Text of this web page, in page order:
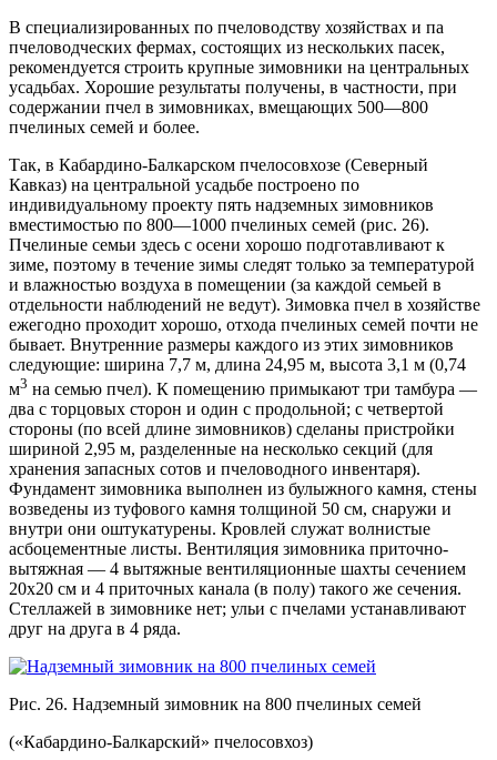
В специализированных по пчеловодству хозяйствах и па
пчеловодческих фермах, состоящих из нескольких пасек,
рекомендуется строить крупные зимовники на центральных
усадьбах. Хорошие результаты получены, в частности, при
содержании пчел в зимовниках, вмещающих 500—800
пчелиных семей и более.
Так, в Кабардино-Балкарском пчелосовхозе (Северный
Кавказ) на центральной усадьбе построено по
индивидуальному проекту пять надземных зимовников
вместимостью по 800—1000 пчелиных семей (рис. 26).
Пчелиные семьи здесь с осени хорошо подготавливают к
зиме, поэтому в течение зимы следят только за температурой
и влажностью воздуха в помещении (за каждой семьей в
отдельности наблюдений не ведут). Зимовка пчел в хозяйстве
ежегодно проходит хорошо, отхода пчелиных семей почти не
бывает. Внутренние размеры каждого из этих зимовников
следующие: ширина 7,7 м, длина 24,95 м, высота 3,1 м (0,74
м3 на семью пчел). К помещению примыкают три тамбура —
два с торцовых сторон и один с продольной; с четвертой
стороны (по всей длине зимовников) сделаны пристройки
шириной 2,95 м, разделенные на несколько секций (для
хранения запасных сотов и пчеловодного инвентаря).
Фундамент зимовника выполнен из булыжного камня, стены
возведены из туфового камня толщиной 50 см, снаружи и
внутри они оштукатурены. Кровлей служат волнистые
асбоцементные листы. Вентиляция зимовника приточно-
вытяжная — 4 вытяжные вентиляционные шахты сечением
20х20 см и 4 приточных канала (в полу) такого же сечения.
Стеллажей в зимовнике нет; ульи с пчелами устанавливают
друг на друга в 4 ряда.
Рис. 26. Надземный зимовник на 800 пчелиных семей
(«Кабардино-Балкарский» пчелосовхоз)